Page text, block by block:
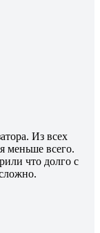
Из всех
меньше всего.
что долго с